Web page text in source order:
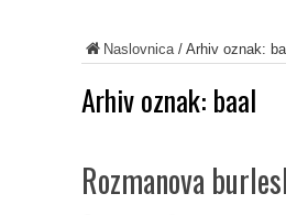
Naslovnica/ Arhiv oznak:
Arhiv oznak: baal
Rozmanova